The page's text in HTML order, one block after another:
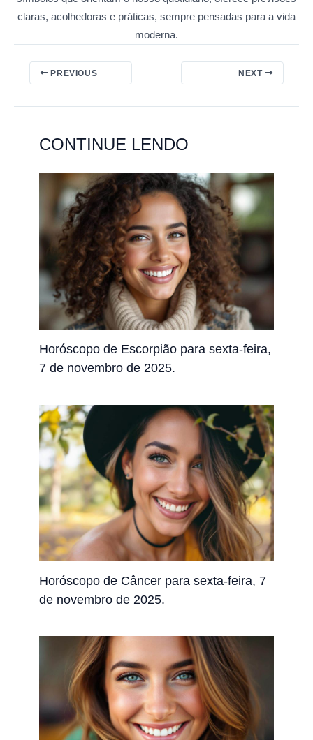
claras, acolhedoras e práticas, sempre pensadas para a vida
moderna.
PREVIOUS NEXT
CONTINUE LENDO
Horóscopo de Escorpião para sexta-feira,
7 de novembro de 2025.
Horóscopo de Câncer para sexta-feira, 7
de novembro de 2025.